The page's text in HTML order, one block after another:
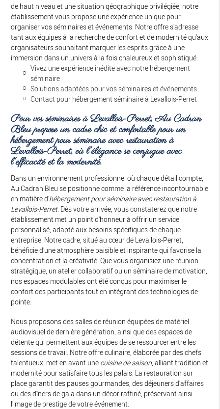
de haut niveau et une situation géographique privilégiée, notre
établissement vous propose une expérience unique pour
organiser vos séminaires et événements. Notre offre s'adresse
tant aux équipes à la recherche de confort et de modernité qu'aux
organisateurs souhaitant marquer les esprits grâce à une
immersion dans un univers à la fois chaleureux et sophistiqué.
Vivez une expérience inédite avec notre hébergement
séminaire
Solutions adaptées pour vos séminaires et événements
Contact pour hébergement séminaire à Levallois-Perret
Pour vos séminaires à Levallois-Perret, Au Cadran
Bleu propose un cadre chic et confortable pour un
hébergement pour séminaire avec restauration à
Levallois-Perret, où l'élégance se conjugue avec
l'efficacité et la modernité.
Dans un environnement professionnel où chaque détail compte,
Au Cadran Bleu se positionne comme la référence incontournable
en matière d'hébergement pour séminaire avec restauration à
Levallois-Perret. Dès votre arrivée, vous constaterez que notre
établissement met un point d'honneur à offrir un service
personnalisé, adapté aux besoins spécifiques de chaque
entreprise. Notre cadre, situé au cœur de Levallois-Perret,
bénéficie d'une atmosphère paisible et inspirante qui favorise la
concentration et la créativité. Que vous organisiez une réunion
stratégique, un atelier collaboratif ou un séminaire de motivation,
nos espaces modulables ont été conçus pour maximiser le
confort des participants tout en intégrant des technologies de
pointe.
Nous proposons des salles de réunion équipées de matériel
audiovisuel de dernière génération, ainsi que des espaces de
détente qui permettent aux équipes de se ressourcer entre les
sessions de travail. Notre offre culinaire, élaborée par des chefs
talentueux, met en avant une cuisine de saison , alliant tradition et
modernité pour satisfaire tous les palais. La restauration sur
place garantit des pauses gourmandes, des déjeuners d'affaires
ou des dîners de gala dans un décor raffiné, préservant ainsi
l'image de prestige de votre événement.